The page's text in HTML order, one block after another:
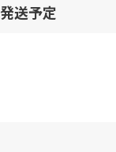
発送予定